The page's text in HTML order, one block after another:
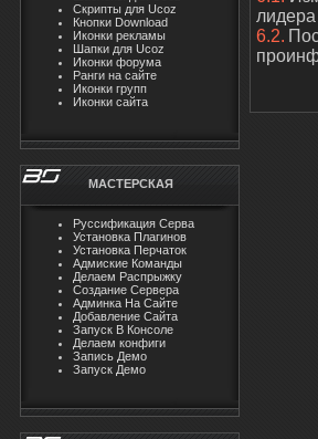
Скрипты для Ucoz
Кнопки Download
Иконки рекламы
Шапки для Ucoz
Иконки форума
Ранги на сайте
Иконки групп
Иконки сайта
МАСТЕРСКАЯ
Руссификация Серва
Установка Плагинов
Установка Перчаток
Адмиские Команды
Делаем Распрыжку
Создание Сервера
Админка На Сайте
Добавление Сайта
Запуск В Консоле
Делаем конфиги
Запись Демо
Запуск Демо
6.2.